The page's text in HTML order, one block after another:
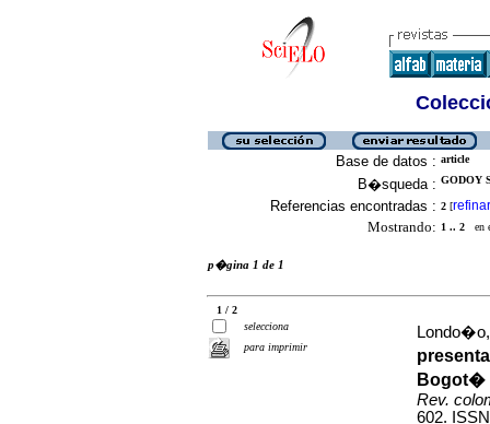
Base de datos : article
B�squeda : GODOY
Referencias encontradas : 2 [refinar
Mostrando: 1 .. 2 en
p�gina 1 de 1
1 / 2
selecciona
para imprimir
Bogot�
Rev.
602.